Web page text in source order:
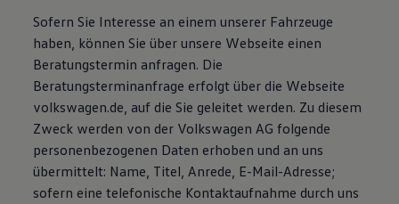
Sofern Sie Interesse an einem unserer Fahrzeuge
haben, können Sie über unsere Webseite einen
Beratungstermin anfragen. Die
Beratungsterminanfrage erfolgt über die Webseite
volkswagen.de, auf die Sie geleitet werden. Zu diesem
Zweck werden von der Volkswagen AG folgende
personenbezogenen Daten erhoben und an uns
übermittelt: Name, Titel, Anrede, E-Mail-Adresse;
sofern eine telefonische Kontaktaufnahme durch uns